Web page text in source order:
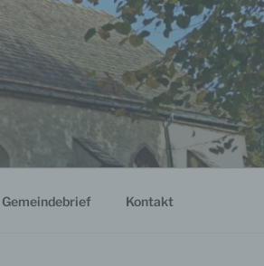
Gemeindebrief Kontakt